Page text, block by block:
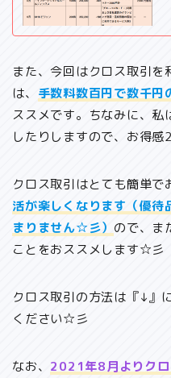
また、今回はクロス取引
は、 手数料数百円で数千円
ススメです。ちなみに、
したりしますので、お得
クロス取引はとても簡単
活が楽しくなります（優待
まりません☆彡） ので、ま
ことをおススメします☆彡
クロス取引の方法は『↓』
ください☆彡
なお、 2021年8月よりクロ